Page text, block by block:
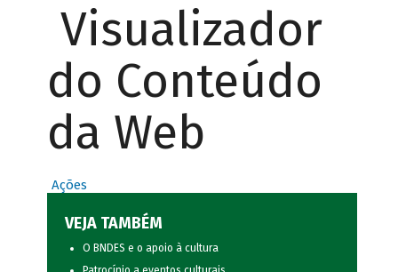
Visualizador
do Conteúdo
da Web
Ações
VEJA TAMBÉM
O BNDES e o apoio à cultura